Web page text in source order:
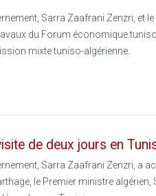
Sarra Zaafrani Zenzri, et
du Forum économique
mixte tuniso-algérienne.
de deux jours en
Sarra Zaafrani Zenzri, a
le Premier ministre